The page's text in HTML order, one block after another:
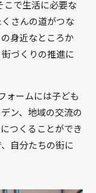
こで生活に必要な
さんの道がつな
身近なところか
づくりの推進に
ォームには子ども
ン、地域の交流の
つくることができ
自分たちの街に